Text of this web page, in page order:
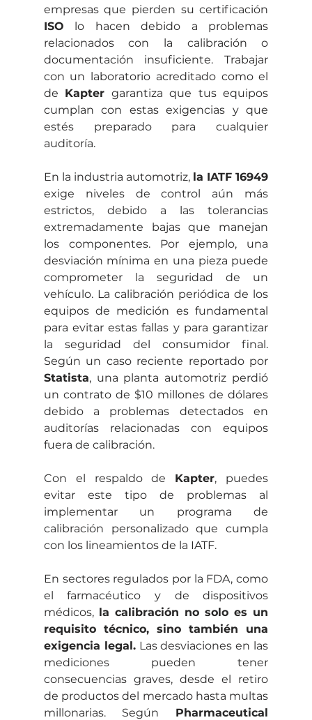
ISO lo hacen debido a problemas
relacionados con la calibración o
documentación insuficiente. Trabajar
con un laboratorio acreditado como el
de Kapter garantiza que tus equipos
cumplan con estas exigencias y que
estés preparado para cualquier
auditoría.
En la industria automotriz, la IATF 16949
exige niveles de control aún más
estrictos, debido a las tolerancias
extremadamente bajas que manejan
los componentes. Por ejemplo, una
desviación mínima en una pieza puede
comprometer la seguridad de un
vehículo. La calibración periódica de los
equipos de medición es fundamental
para evitar estas fallas y para garantizar
la seguridad del consumidor final.
Statista, una planta automotriz perdió
un contrato de $10 millones de dólares
debido a problemas detectados en
auditorías relacionadas con equipos
fuera de calibración.
Con el respaldo de Kapter, puedes
evitar este tipo de problemas al
implementar un programa de
calibración personalizado que cumpla
con los lineamientos de la IATF.
En sectores regulados por la FDA, como
el farmacéutico y de dispositivos
médicos, la calibración no solo es un
requisito técnico, sino también una
exigencia legal. Las desviaciones en las
mediciones pueden tener
consecuencias graves, desde el retiro
de productos del mercado hasta multas
millonarias. Según Pharmaceutical